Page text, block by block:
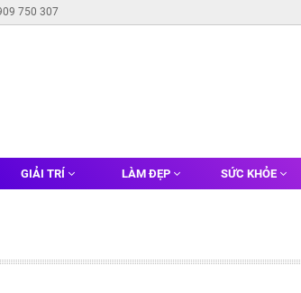
750 307
GIẢI TRÍ LÀM ĐẸP SỨC KHỎE